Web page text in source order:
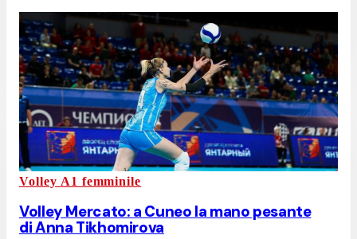
Volley A1 femminile
Volley Mercato: a Cuneo la mano pesante
di Anna Tikhomirova